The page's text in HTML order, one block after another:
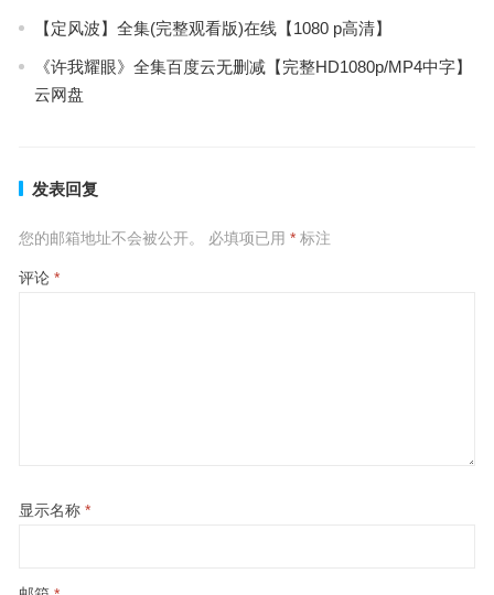
【定风波】全集(完整观看版)在线【1080 p高清】
《许我耀眼》全集百度云无删减【完整HD1080p/MP4中字】
云网盘
发表回复
您的邮箱地址不会被公开。 必填项已用 *标注
评论 *
显示名称 *